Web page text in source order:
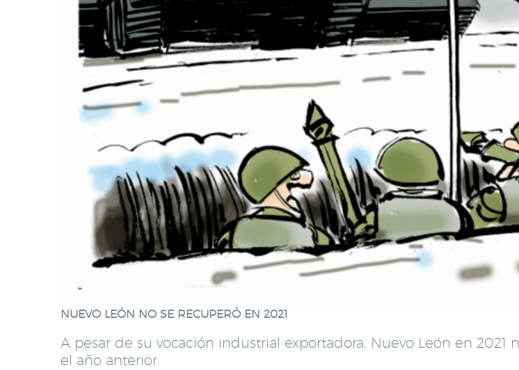
NUEVO LEÓN NO SE RECUPERÓ EN 2021
A pesar de su vocación industrial exportadora, Nuevo León en
el año anterior.